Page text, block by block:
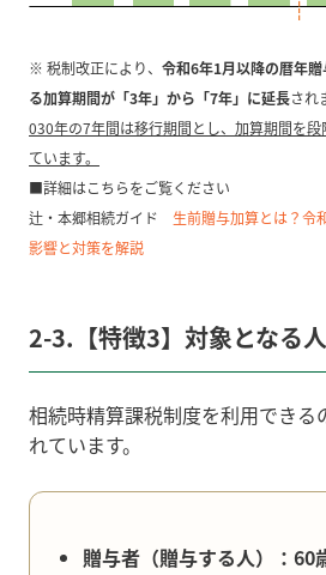
※ 税制改正により、 令和6年1月以降の暦年
る加算期間が「3年」から「7年」に延長され
030年の7年間は移行期間とし、加算期間を
ています。
■詳細はこちらをご覧ください
辻・本郷相続ガイド 生前贈与加算とは？令
影響と対策を解説
2-3.【特徴3】対象となる
相続時精算課税制度を利用できる
れています。
贈与者（贈与する人）：60